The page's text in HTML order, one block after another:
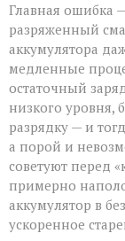
Главная ошибка
разряженный
аккумулятора
медленные
остаточный
низкого уровня,
разрядку — и
а порой и
советуют перед
примерно
аккумулятор в
ускоренное